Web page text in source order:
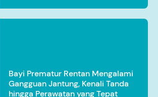
Bayi Prematur Rentan Mengalami
Gangguan Jantung, Kenali Tanda
hingga Perawatan yang Tepat